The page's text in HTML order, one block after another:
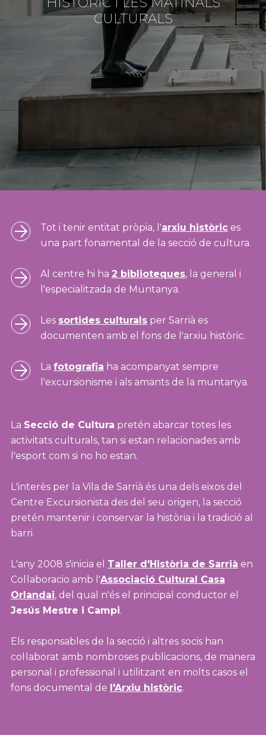
Cultura
CULTURALS
Tot i tenir entitat pròpia, l'arxiu històrices
una part fonamental de la secció de cultura.
Al centre hi ha 2 biblioteques, la general i
l'especialitzada de Muntanya.
Les sortides culturalsper Sarrià es
documenten amb el fons de l'arxiu històric.
La fotografia ha acompanyat sempre
l'excursionisme i als amants de la muntanya.
La Secció de Cultura pretén abarcar totes les
activitats culturals, tan si estan relacionades amb
l'esport com si no ho estan.
L'interès per la Vila de Sarrià és una dels eixos del
Centre Excursionista des del seu origen, la secció
pretén mantenir i conservar la història i la tradició al
barri.
L'any 2008 s'inicia el Taller d'Història de Sarrià en
Col·laboracio amb l'Associació Cultural Casa
Orlandai, del qual n'és el principal conductor el
Jesús Mestre i Campi.
Els responsables de la secció i altres socis han
col·laborat amb nombroses publicacions, de manera
personal i professional i utilitzant en molts casos el
fons documental de l'Arxiu històric.